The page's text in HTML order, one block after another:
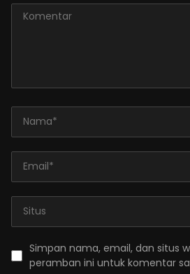
Simpan nama, email, dan situs
peramban ini untuk komentar